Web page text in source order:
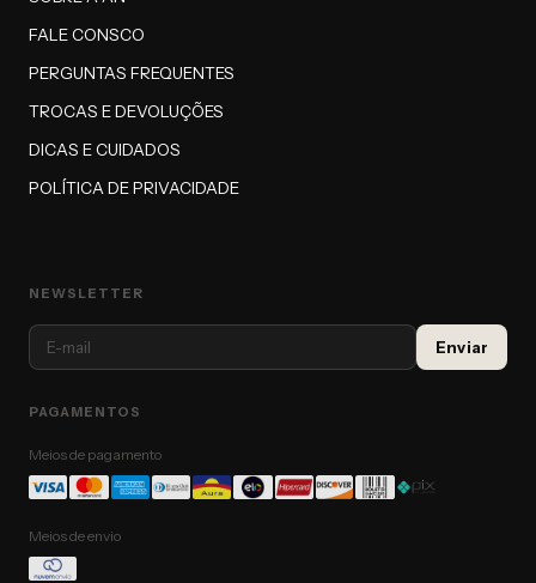
FALE CONSCO
PERGUNTAS FREQUENTES
TROCAS E DEVOLUÇÕES
DICAS E CUIDADOS
POLÍTICA DE PRIVACIDADE
NEWSLETTER
PAGAMENTOS
Meios de pagamento
Meios de envio